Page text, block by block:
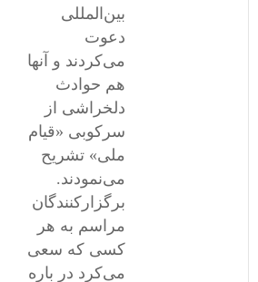
بین‌المللی
دعوت
می‌کردند و آنها
هم حوادث
دلخراشی از
سرکوبی «قیام
ملی» تشریح
می‌نمودند.
برگزارکنندگان
مراسم به هر
کسی که سعی
می‌کرد در باره